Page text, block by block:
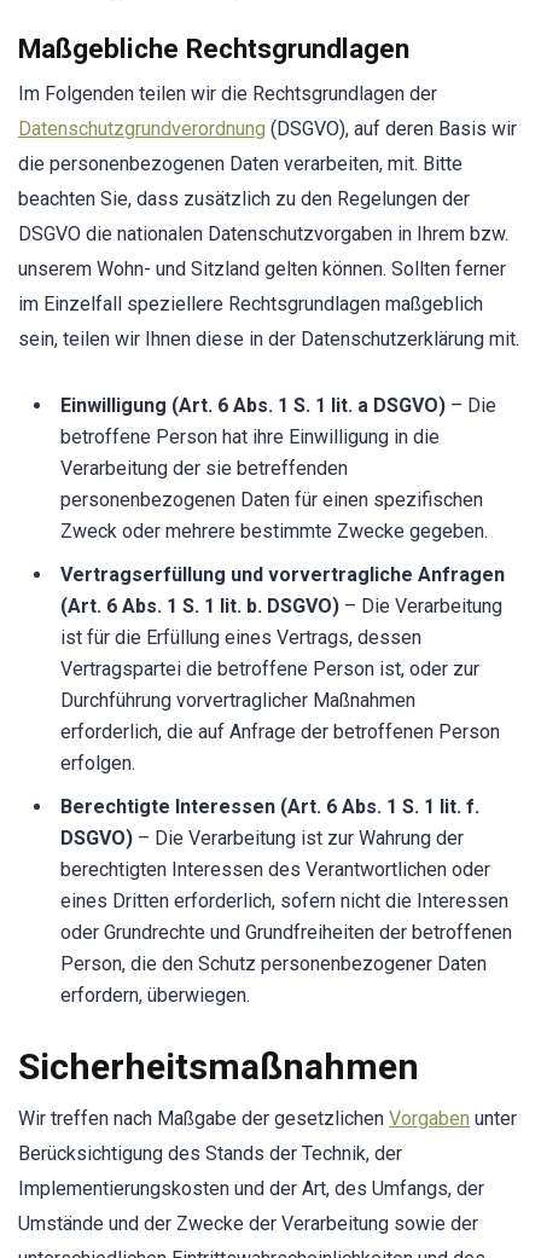
Maßgebliche Rechtsgrundlagen
Im Folgenden teilen wir die Rechtsgrundlagen der
Datenschutzgrundverordnung (DSGVO), auf deren Basis wir
die personenbezogenen Daten verarbeiten, mit. Bitte
beachten Sie, dass zusätzlich zu den Regelungen der
DSGVO die nationalen Datenschutzvorgaben in Ihrem bzw.
unserem Wohn- und Sitzland gelten können. Sollten ferner
im Einzelfall speziellere Rechtsgrundlagen maßgeblich
sein, teilen wir Ihnen diese in der Datenschutzerklärung mit.
Einwilligung (Art. 6 Abs. 1 S. 1 lit. a DSGVO) – Die
betroffene Person hat ihre Einwilligung in die
Verarbeitung der sie betreffenden
personenbezogenen Daten für einen spezifischen
Zweck oder mehrere bestimmte Zwecke gegeben.
Vertragserfüllung und vorvertragliche Anfragen
(Art. 6 Abs. 1 S. 1 lit. b. DSGVO) – Die Verarbeitung
ist für die Erfüllung eines Vertrags, dessen
Vertragspartei die betroffene Person ist, oder zur
Durchführung vorvertraglicher Maßnahmen
erforderlich, die auf Anfrage der betroffenen Person
erfolgen.
Berechtigte Interessen (Art. 6 Abs. 1 S. 1 lit. f.
DSGVO) – Die Verarbeitung ist zur Wahrung der
berechtigten Interessen des Verantwortlichen oder
eines Dritten erforderlich, sofern nicht die Interessen
oder Grundrechte und Grundfreiheiten der betroffenen
Person, die den Schutz personenbezogener Daten
erfordern, überwiegen.
Sicherheitsmaßnahmen
Wir treffen nach Maßgabe der gesetzlichen Vorgaben unter
Berücksichtigung des Stands der Technik, der
Implementierungskosten und der Art, des Umfangs, der
Umstände und der Zwecke der Verarbeitung sowie der